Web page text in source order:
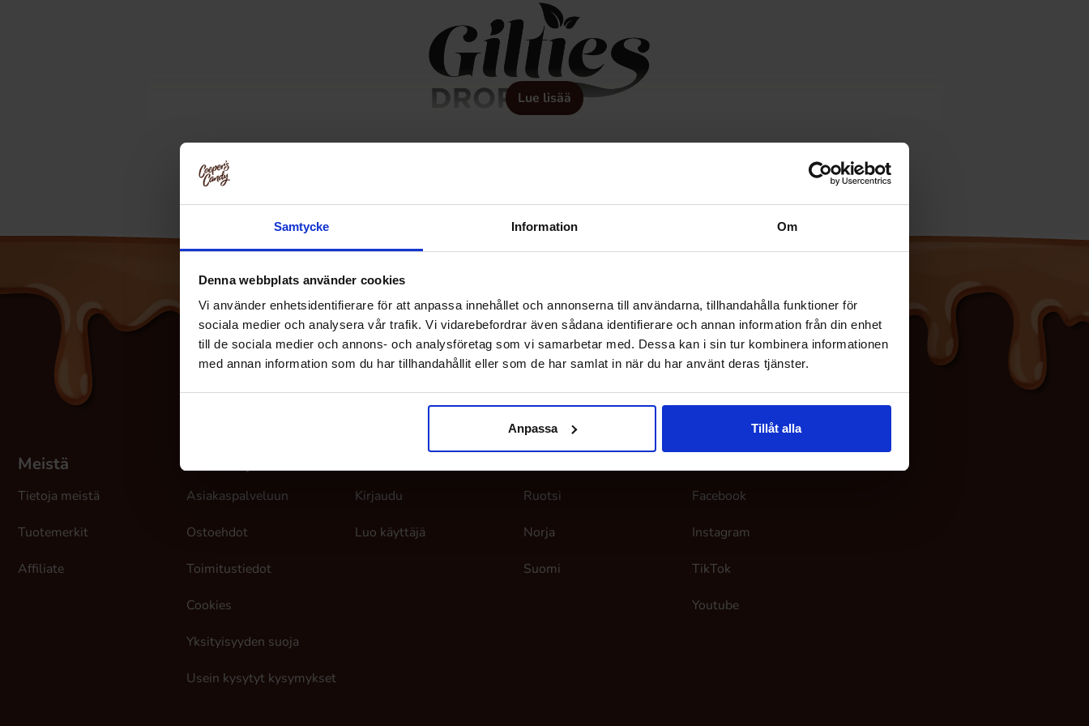
Samtycke Information Om
Denna webbplats använder cookies
Vi använder enhetsidentifierare för att anpassa innehållet och annonserna till användarna, tillhandahålla funktioner för
sociala medier och analysera vår trafik. Vi vidarebefordrar även sådana identifierare och annan information från din enhet
till de sociala medier och annons- och analysföretag som vi samarbetar med. Dessa kan i sin tur kombinera informationen
med annan information som du har tillhandahållit eller som de har samlat in när du har använt deras tjänster.
Anpassa Tillåt alla
Lue lisää
Meistä
Tietoja meistä
Tuotemerkit
Affiliate
Asiakaspalveluun
Ostoehdot
Toimitustiedot
Cookies
Yksityisyyden suoja
Usein kysytyt kysymykset
Kirjaudu
Luo käyttäjä
Ruotsi
Norja
Suomi
Facebook
Instagram
TikTok
Youtube